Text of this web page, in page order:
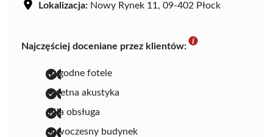
Lokalizacja: Nowy Rynek 11, 09-402 Płock
Najczęściej doceniane przez klientów:
wygodne fotele
świetna akustyka
miła obsługa
nowoczesny budynek